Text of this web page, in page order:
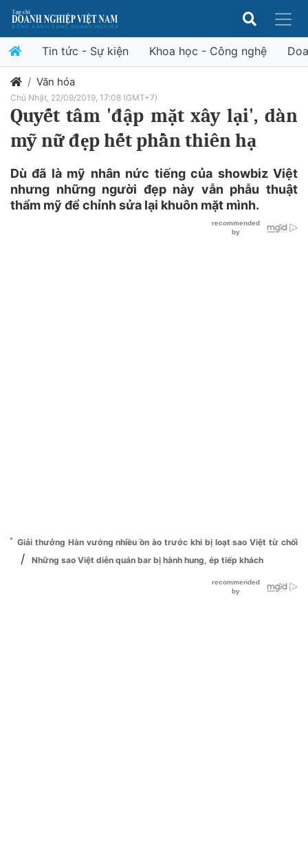
Tin tức - Sự kiện Khoa học - Công nghệ
Văn hóa
Chủ Nhật, 22/09/2019, 17:08 (GMT+7)
Quyết tâm 'đập mặt xây lại', dàn
mỹ nữ đẹp hết phần thiên hạ
Dù đã là mỹ nhân nức tiếng của showbiz Việt
nhưng những người đẹp này vẫn phẫu thuật
thẩm mỹ để chỉnh sửa lại khuôn mặt mình.
Giải thưởng Hàn vướng nhiều ồn ào trước khi bị loạt sao Việt từ chối
/ Những sao Việt diễn quán bar bị hành hung, ép tiếp khách